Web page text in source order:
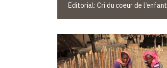
Editorial: Cri du coeur de l’enfant